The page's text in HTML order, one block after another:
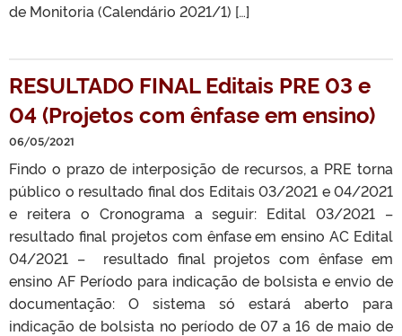
de Monitoria (Calendário 2021/1) […]
RESULTADO FINAL Editais PRE 03 e
04 (Projetos com ênfase em ensino)
06/05/2021
Findo o prazo de interposição de recursos, a PRE torna
público o resultado final dos Editais 03/2021 e 04/2021
e reitera o Cronograma a seguir: Edital 03/2021 –
resultado final projetos com ênfase em ensino AC Edital
04/2021 – resultado final projetos com ênfase em
ensino AF Período para indicação de bolsista e envio de
documentação: O sistema só estará aberto para
indicação de bolsista no período de 07 a 16 de maio de